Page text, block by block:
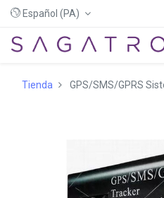
Español (PA)
Tienda GPS/SMS/GPRS